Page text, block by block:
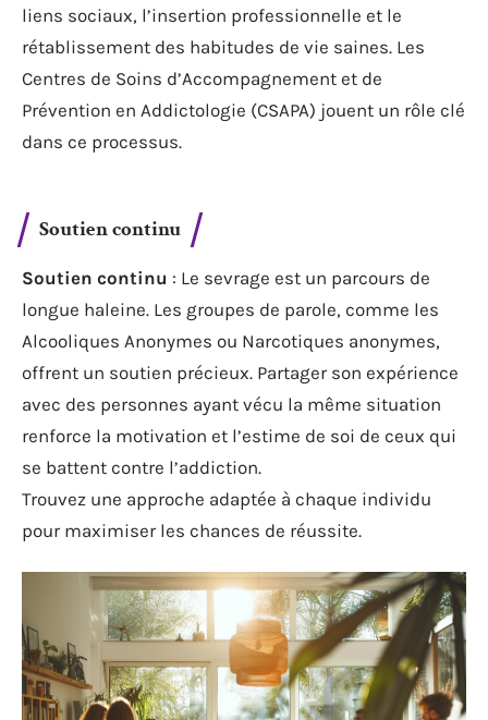
liens sociaux, l’insertion professionnelle et le
rétablissement des habitudes de vie saines. Les
Centres de Soins d’Accompagnement et de
Prévention en Addictologie (CSAPA) jouent un rôle clé
dans ce processus.
Soutien continu
Soutien continu : Le sevrage est un parcours de
longue haleine. Les groupes de parole, comme les
Alcooliques Anonymes ou Narcotiques anonymes,
offrent un soutien précieux. Partager son expérience
avec des personnes ayant vécu la même situation
renforce la motivation et l’estime de soi de ceux qui
se battent contre l’addiction.
Trouvez une approche adaptée à chaque individu
pour maximiser les chances de réussite.